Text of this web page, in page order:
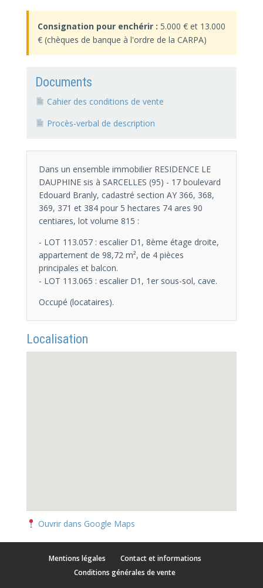
Consignation pour enchérir : 5.000 € et 13.000
€ (chèques de banque à l'ordre de la CARPA)
Documents
Cahier des conditions de vente
Procès-verbal de description
Dans un ensemble immobilier RESIDENCE LE
DAUPHINE sis à SARCELLES (95) - 17 boulevard
Edouard Branly, cadastré section AY 366, 368,
369, 371 et 384 pour 5 hectares 74 ares 90
centiares, lot volume 815 :
- LOT 113.057 : escalier D1, 8ème étage droite,
appartement de 98,72 m², de 4 pièces
principales et balcon.
- LOT 113.065 : escalier D1, 1er sous-sol, cave.
Occupé (locataires).
Localisation
Ouvrir dans Google Maps
Mentions légales
Contact et informations
Conditions générales de vente